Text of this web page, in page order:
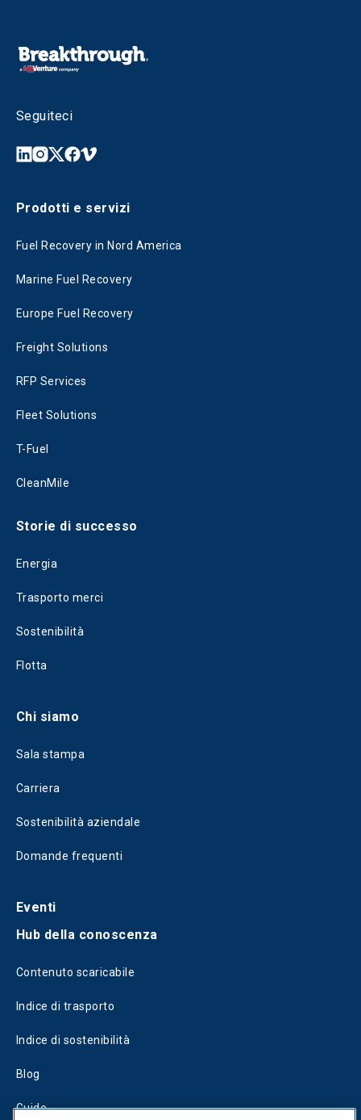
Seguiteci
Prodotti e servizi
Fuel Recovery in Nord America
Marine Fuel Recovery
Europe Fuel Recovery
Freight Solutions
RFP Services
Fleet Solutions
T-Fuel
CleanMile
Storie di successo
Energia
Trasporto merci
Sostenibilità
Flotta
Chi siamo
Sala stampa
Carriera
Sostenibilità aziendale
Domande frequenti
Eventi
Hub della conoscenza
Contenuto scaricabile
Indice di trasporto
Indice di sostenibilità
Blog
Guide